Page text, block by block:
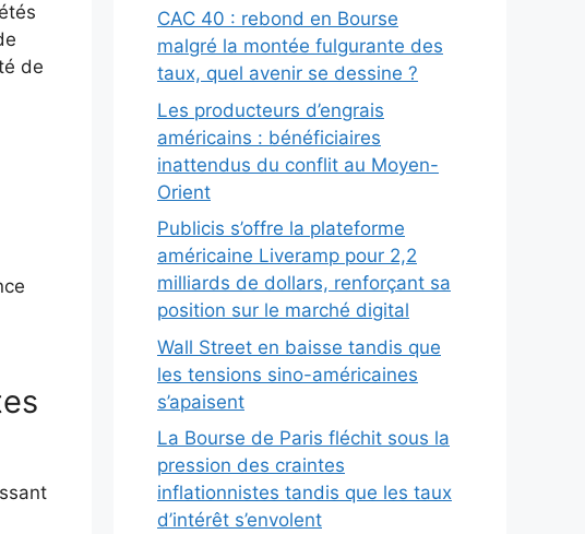
de
CAC 40 : rebond en Bourse
malgré la montée fulgurante des
taux, quel avenir se dessine ?
Les producteurs d’engrais
américains : bénéficiaires
inattendus du conflit au Moyen-
Orient
Publicis s’offre la plateforme
américaine Liveramp pour 2,2
milliards de dollars, renforçant sa
position sur le marché digital
Wall Street en baisse tandis que
les tensions sino-américaines
s’apaisent
La Bourse de Paris fléchit sous la
pression des craintes
inflationnistes tandis que les taux
d’intérêt s’envolent